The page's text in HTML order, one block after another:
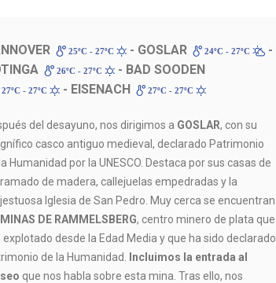
25ºC - 27ºC - GOSLAR 24ºC - 27ºC
-
26ºC - 27ºC - BAD SOODEN
- 27ºC - EISENACH 27ºC - 27ºC
del desayuno, nos dirigimos a GOSLAR, con su
casco antiguo medieval, declarado Patrimonio
Humanidad por la UNESCO. Destaca por sus casas de
de madera, callejuelas empedradas y la
Iglesia de San Pedro. Muy cerca se encuentran
MINAS DE RAMMELSBERG, centro minero de plata que
desde la Edad Media y que ha sido declarado
de la Humanidad.
Incluimos la entrada al
que nos habla sobre esta mina. Tras ello, nos